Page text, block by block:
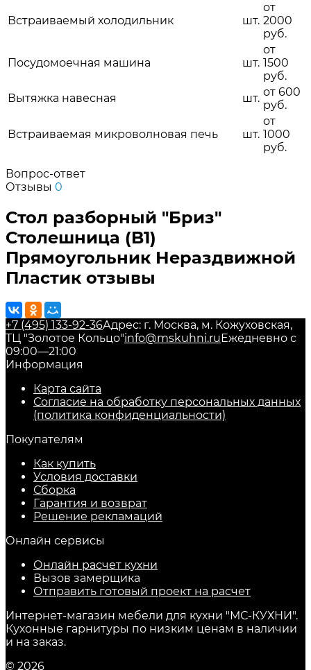
Встраиваемый холодильник шт.
от
2000
руб.
Посудомоечная машина шт.
от
1500
руб.
Вытяжка навесная
шт. от 600
руб.
Встраиваемая микроволновая печь шт.
от
1000
руб.
Вопрос-ответ
Отзывы 0
Стол разборный "Бриз"
Столешница (B1)
Прямоугольник Нераздвижной
Пластик отзывы
+7 (495) 133-92-36Адрес: г. Москва, м. Кожуховская,
ТЦ "Золотое Кольцо"info@mskuhni.ru Ежедневно с
09:00—21:00
Информация
Карта сайта
Согласие на обработку персональных данных
(политика конфиденциальности)
Покупателям
Как купить
Условия доставки
Сборка
Гарантия и возврат
Решение рекламаций
Онлайн сервисы
Онлайн расчет кухни
Вызов замерщика
Отправить готовый проект на расчет
Интернет-магазин мебели для кухни "МС-КУХНИ".
Кухонные гарнитуры по низким ценам в наличии
и на заказ.
© 2026